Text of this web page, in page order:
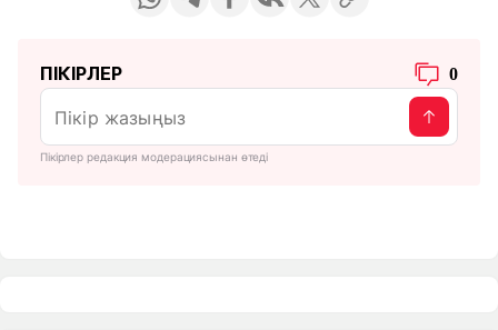
ПІКІРЛЕР 0
Пікірлер редакция модерациясынан өтеді